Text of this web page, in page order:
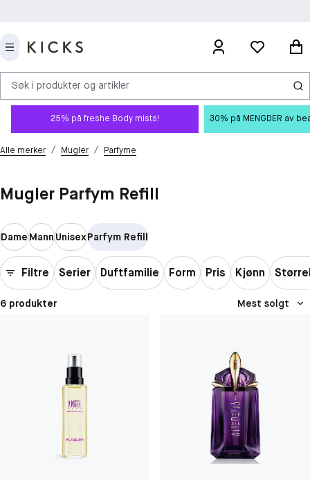
Søk i produkter og artikler
25% på freshe Body mists! 30% på MENGDER av
Alle merker / Mugler / Parfyme
Mugler Parfym Refill
DameMannUnisexParfym Refill
Filtre Serier Duftfamilie Form Pris Kjønn
6 produkter Mest solgt